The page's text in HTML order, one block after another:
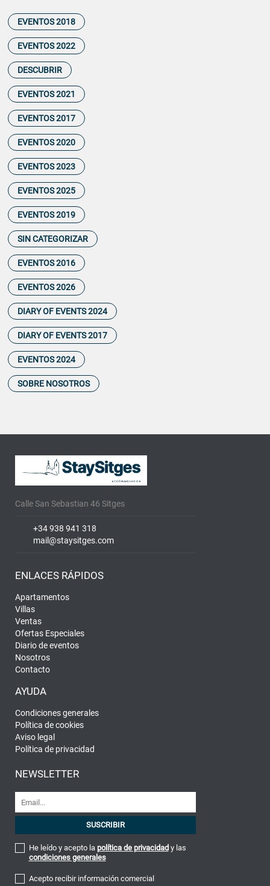
EVENTOS 2018
EVENTOS 2022
DESCUBRIR
EVENTOS 2021
EVENTOS 2017
EVENTOS 2020
EVENTOS 2023
EVENTOS 2025
EVENTOS 2019
SIN CATEGORIZAR
EVENTOS 2016
EVENTOS 2026
DIARY OF EVENTS 2024
DIARY OF EVENTS 2017
EVENTOS 2024
SOBRE NOSOTROS
Calle San Sebastian 46 Sitges
+34 938 941 318
mail@staysitges.com
ENLACES RÁPIDOS
Apartamentos
Villas
Ventas
Ofertas Especiales
Diario de eventos
Nosotros
Contacto
AYUDA
Condiciones generales
Política de cookies
Aviso legal
Política de privacidad
NEWSLETTER
He leído y acepto la política de privacidad y las
condiciones generales
Acepto recibir información comercial